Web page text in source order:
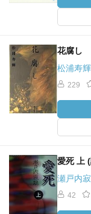
花腐し
松浦寿輝
229
愛死 上
瀬戸内
42